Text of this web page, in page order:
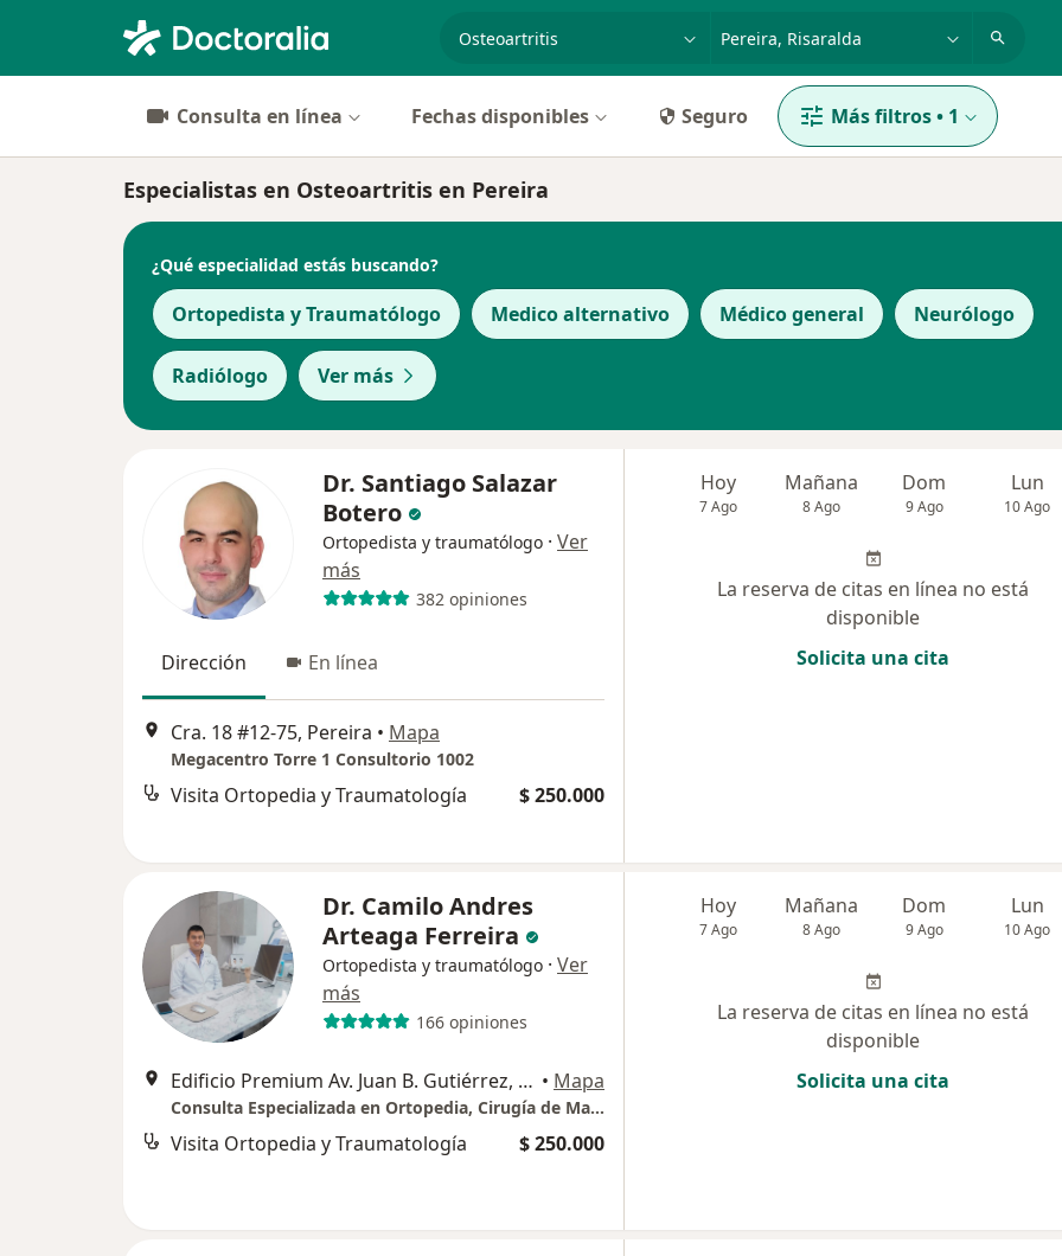
Consulta en línea Fechas disponibles Seguro Más filtros• 1
Especialistas en Osteoartritis en Pereira
¿Qué especialidad estás buscando?
Ortopedista y Traumatólogo Medico alternativo Médico general Neurólogo
Radiólogo Ver más
Dr. Santiago Salazar
Botero
Ortopedista y traumatólogo · Ver
más
382 opiniones
Dirección En línea
Cra. 18 #12-75, Pereira • Mapa
Megacentro Torre 1 Consultorio 1002
Visita Ortopedia y Traumatología $ 250.000
Hoy
7 Ago
Mañana
8 Ago
Dom
9 Ago
Lun
10 Ago
La reserva de citas en línea no está
disponible
Solicita una cita
Dr. Camilo Andres
Arteaga Ferreira
Ortopedista y traumatólogo · Ver
más
166 opiniones
Edificio Premium Av. Juan B. Gutiérrez, Cl. 8 #19-80, Pereira, Risaralda, Pereira • Mapa
Consulta Especializada en Ortopedia, Cirugía de Mano y Miembro Superior Cons 503
Visita Ortopedia y Traumatología $ 250.000
Hoy
7 Ago
Mañana
8 Ago
Dom
9 Ago
Lun
10 Ago
La reserva de citas en línea no está
disponible
Solicita una cita